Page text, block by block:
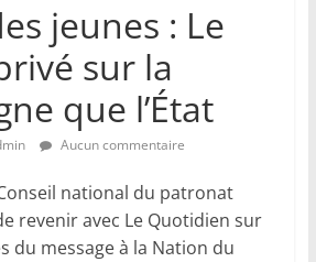
jeunes : Le
sur la
que l’État
Aucun commentaire
national du patronat
revenir avec Le Quotidien sur
du message à la Nation du